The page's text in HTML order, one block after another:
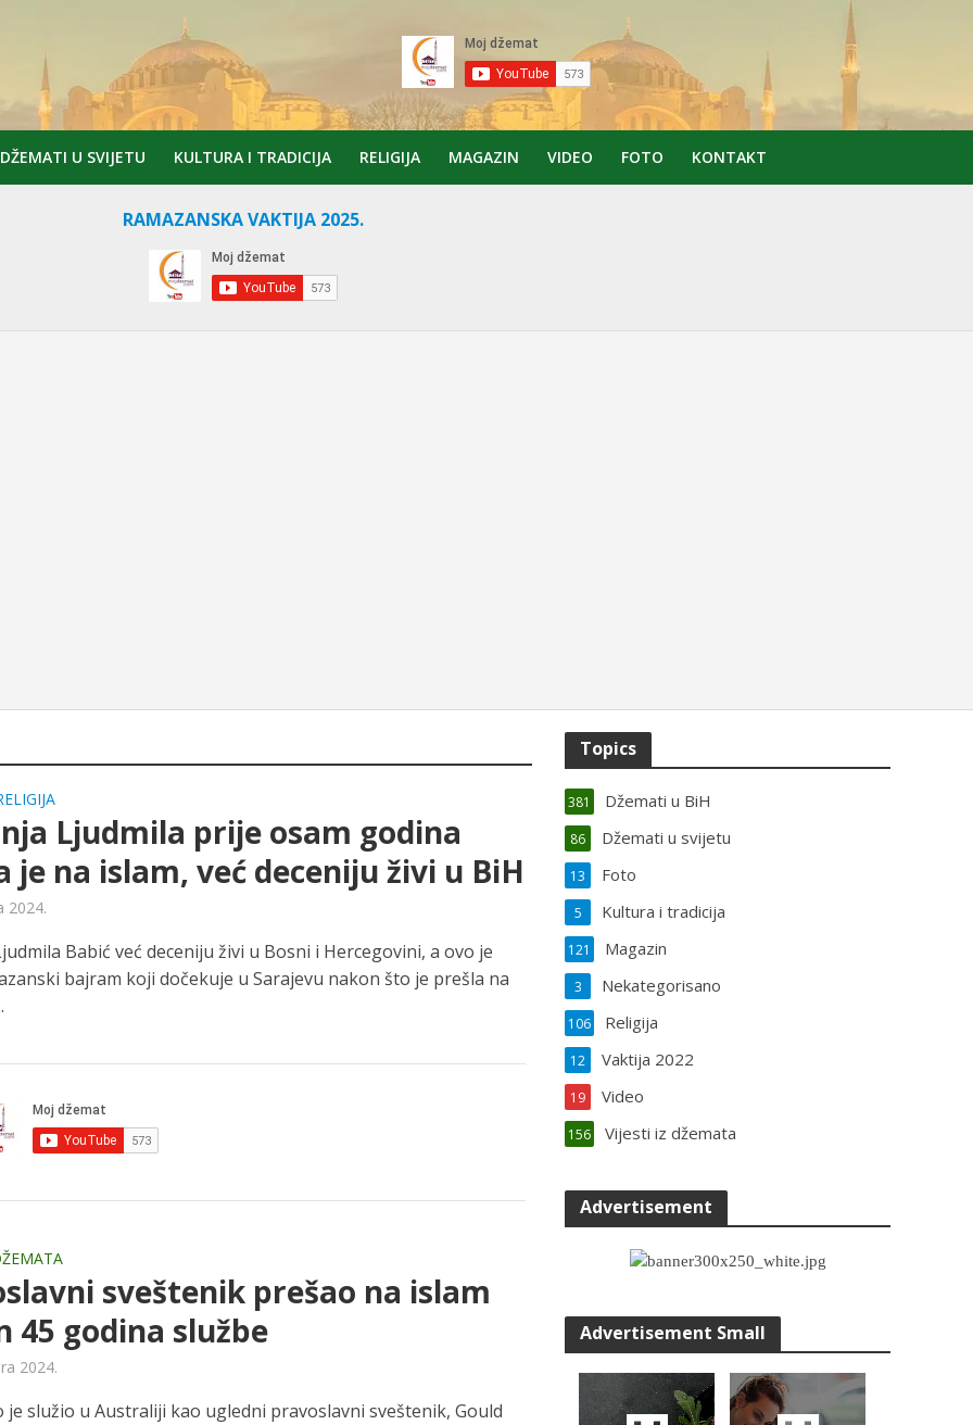
DŽEMATI U SVIJETU KULTURA I TRADICIJA RELIGIJA MAGAZIN VIDEO FOTO KONTAKT
RAMAZANSKA VAKTIJA 2025.
Ljudmila prije osam godina
je na islam, već deceniju živi u BiH
2024.
Babić već deceniju živi u Bosni i Hercegovini, a ovo je
bajram koji dočekuje u Sarajevu nakon što je prešla na
sveštenik prešao na islam
45 godina službe
2024.
je služio u Australiji kao ugledni pravoslavni sveštenik, Gould
Topics
Džemati u BiH
381
Džemati u svijetu
86
Foto
13
Kultura i tradicija
5
Magazin
121
Nekategorisano
3
Religija
106
Vaktija 2022
12
Video
19
Vijesti iz džemata
156
Advertisement
Advertisement Small